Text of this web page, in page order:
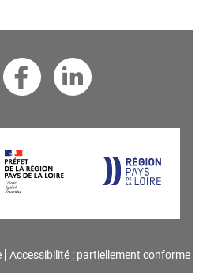
Accessibilité : partiellement conforme